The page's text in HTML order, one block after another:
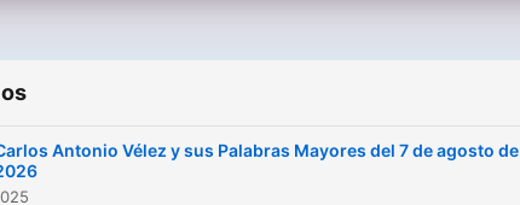
Antonio Vélez y sus Palabras Mayores del 7 de agosto de